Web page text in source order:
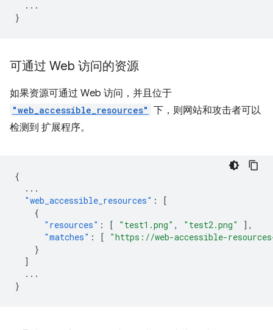
...
}
可通过 Web 访问的资源
如果资源可通过 Web 访问，并且位于
"web_accessible_resources" 下，则网站和攻击者可以
检测到 扩展程序。
{
...
"web_accessible_resources" :
[
{
"resources" : [ "test1.png" , "test2.png"
],
"matches" : [
"https://web-accessible-
}
]
...
}